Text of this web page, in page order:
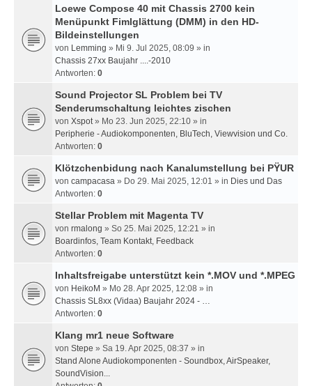
Loewe Compose 40 mit Chassis 2700 kein
Menüpunkt Fimlglättung (DMM) in den HD-
Bildeinstellungen
von Lemming » Mi 9. Jul 2025, 08:09 » in
Chassis 27xx Baujahr ....-2010
Antworten: 0
Sound Projector SL Problem bei TV
Senderumschaltung leichtes zischen
von Xspot» Mo 23. Jun 2025, 22:10 » in
Peripherie - Audiokomponenten, BluTech, Viewvision und Co.
Antworten: 0
Klötzchenbidung nach Kanalumstellung bei PŸUR
von campacasa » Do 29. Mai 2025, 12:01 » in Dies und Das
Antworten: 0
Stellar Problem mit Magenta TV
von rmalong » So 25. Mai 2025, 12:21 » in
Boardinfos, Team Kontakt, Feedback
Antworten: 0
Inhaltsfreigabe unterstützt kein *.MOV und *.MPEG
von HeikoM » Mo 28. Apr 2025, 12:08 » in
Chassis SL8xx (Vidaa) Baujahr 2024 - …
Antworten: 0
Klang mr1 neue Software
von Stepe » Sa 19. Apr 2025, 08:37 » in
Stand Alone Audiokomponenten - Soundbox, AirSpeaker,
SoundVision...